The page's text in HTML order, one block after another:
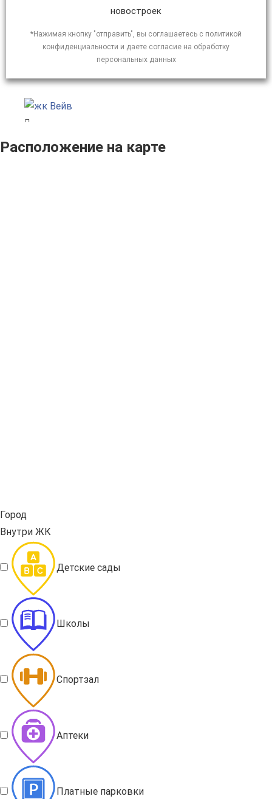
новостроек
*Нажимая кнопку "отправить", вы соглашаетесь с политикой
конфиденциальности и даете согласие на обработку
персональных данных
Расположение на карте
Город
Внутри ЖК
Детские сады
Школы
Спортзал
Аптеки
Платные парковки